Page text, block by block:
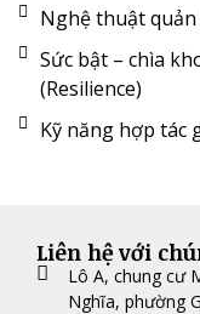
Nghệ thuật quản
Sức bật – chìa
(Resilience)
Kỹ năng hợp tác
Liên hệ với
Lô A, chung cư
Nghĩa, phường